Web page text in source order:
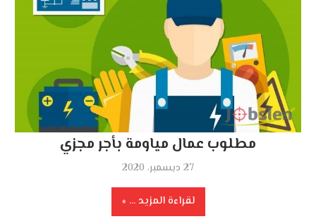
مطلوب عمال مياومة بأجر مجزي
27 ديسمبر، 2020
لقراءة المزيد ...